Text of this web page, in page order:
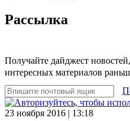
Рассылка
Получайте дайджест
интересных материалов
23 ноября 2016 | 13:18